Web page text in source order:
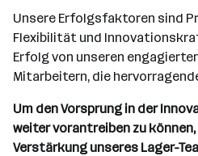
Unsere Erfolgsfaktoren sind
Flexibilität und
Erfolg von unseren
Mitarbeitern, die
Um den Vorsprung in der
weiter vorantreiben zu
Verstärkung unseres Lager-